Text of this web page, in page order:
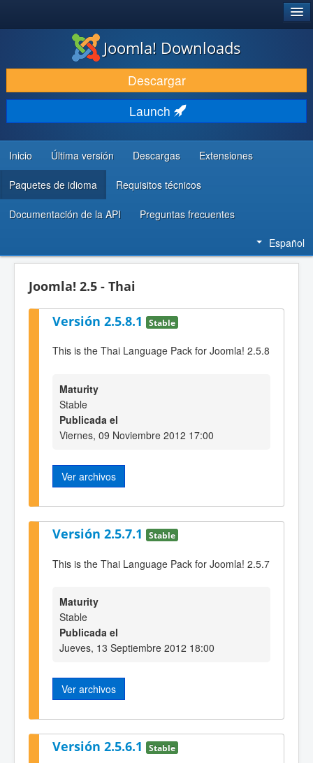
DESCARGAR & EXTENDER
DESCUBRE & APRENDE
COMUNIDAD & SOPORTE
RECURSOS PARA DESARROLLADORES
Joomla! Downloads
Descargar
Launch
Inicio Última versión Descargas Extensiones
Paquetes de idioma Requisitos técnicos
Documentación de la API Preguntas frecuentes
Español
Joomla! 2.5 - Thai
Versión 2.5.8.1 Stable
This is the Thai Language Pack for Joomla! 2.5.8
Maturity
Stable
Publicada el
Viernes, 09 Noviembre 2012 17:00
Ver archivos
Versión 2.5.7.1 Stable
This is the Thai Language Pack for Joomla! 2.5.7
Maturity
Stable
Publicada el
Jueves, 13 Septiembre 2012 18:00
Ver archivos
Versión 2.5.6.1 Stable